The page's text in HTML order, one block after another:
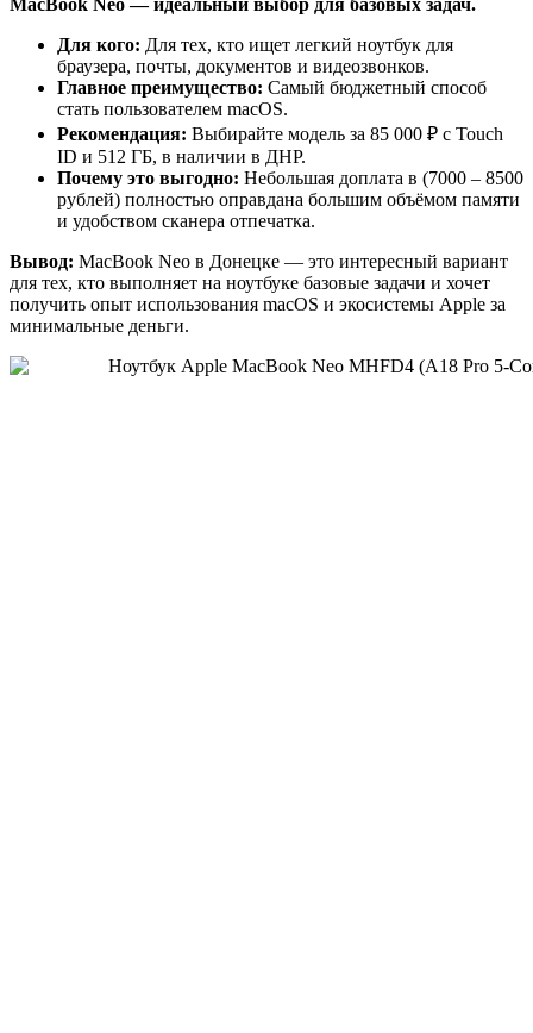
MacBook Neo — идеальный выбор для базовых задач.
Для кого: Для тех, кто ищет легкий ноутбук для
браузера, почты, документов и видеозвонков.
Главное преимущество: Самый бюджетный способ
стать пользователем macOS.
Рекомендация: Выбирайте модель за 85 000 ₽ с Touch
ID и 512 ГБ, в наличии в ДНР.
Почему это выгодно: Небольшая доплата в (7000 – 8500
рублей) полностью оправдана большим объёмом памяти
и удобством сканера отпечатка.
Вывод: MacBook Neo в Донецке — это интересный вариант
для тех, кто выполняет на ноутбуке базовые задачи и хочет
получить опыт использования macOS и экосистемы Apple за
минимальные деньги.